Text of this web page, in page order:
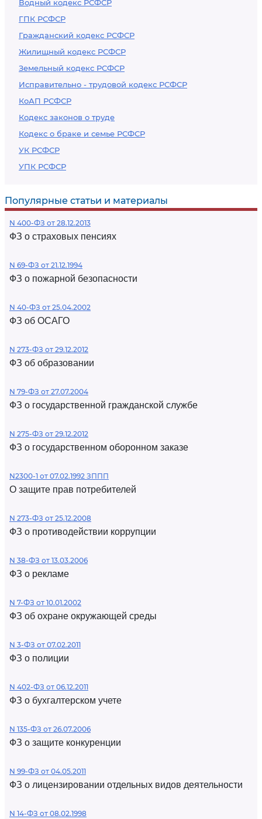
Водный кодекс РСФСР
ГПК РСФСР
Гражданский кодекс РСФСР
Жилищный кодекс РСФСР
Земельный кодекс РСФСР
Исправительно - трудовой кодекс РСФСР
КоАП РСФСР
Кодекс законов о труде
Кодекс о браке и семье РСФСР
УК РСФСР
УПК РСФСР
Популярные статьи и материалы
N 400-ФЗ от 28.12.2013
ФЗ о страховых пенсиях
N 69-ФЗ от 21.12.1994
ФЗ о пожарной безопасности
N 40-ФЗ от 25.04.2002
ФЗ об ОСАГО
N 273-ФЗ от 29.12.2012
ФЗ об образовании
N 79-ФЗ от 27.07.2004
ФЗ о государственной гражданской службе
N 275-ФЗ от 29.12.2012
ФЗ о государственном оборонном заказе
N2300-1 от 07.02.1992 ЗППП
О защите прав потребителей
N 273-ФЗ от 25.12.2008
ФЗ о противодействии коррупции
N 38-ФЗ от 13.03.2006
ФЗ о рекламе
N 7-ФЗ от 10.01.2002
ФЗ об охране окружающей среды
N 3-ФЗ от 07.02.2011
ФЗ о полиции
N 402-ФЗ от 06.12.2011
ФЗ о бухгалтерском учете
N 135-ФЗ от 26.07.2006
ФЗ о защите конкуренции
N 99-ФЗ от 04.05.2011
ФЗ о лицензировании отдельных видов деятельности
N 14-ФЗ от 08.02.1998